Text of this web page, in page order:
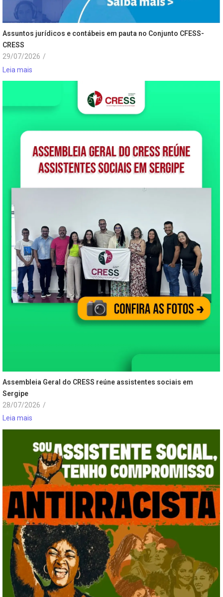
Assuntos jurídicos e contábeis em pauta no Conjunto CFESS-
CRESS
29/07/2026 /
Leia mais
Assembleia Geral do CRESS reúne assistentes sociais em
Sergipe
28/07/2026 /
Leia mais